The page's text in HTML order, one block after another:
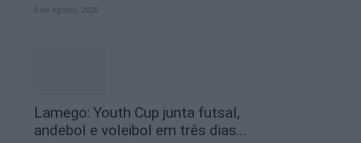
6 de Agosto, 2026
Lamego: Youth Cup junta futsal,
andebol e voleibol em três dias...